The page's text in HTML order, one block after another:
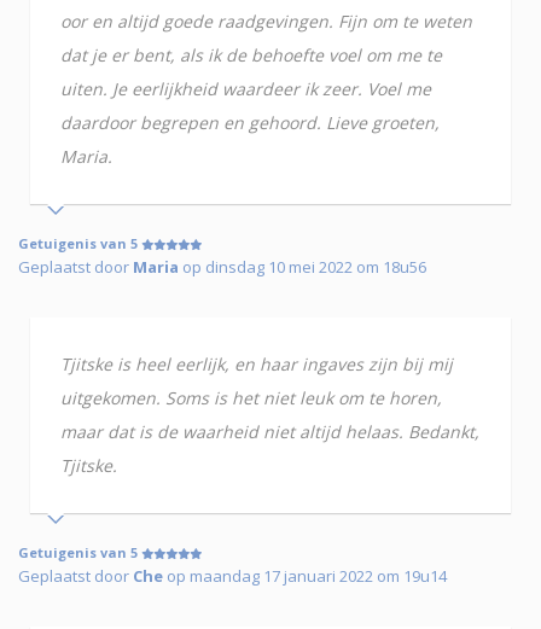
oor en altijd goede raadgevingen. Fijn om te weten
dat je er bent, als ik de behoefte voel om me te
uiten. Je eerlijkheid waardeer ik zeer. Voel me
daardoor begrepen en gehoord. Lieve groeten,
Maria.
Getuigenis van 5
Geplaatst door Maria op dinsdag 10 mei 2022 om 18u56
Tjitske is heel eerlijk, en haar ingaves zijn bij mij
uitgekomen. Soms is het niet leuk om te horen,
maar dat is de waarheid niet altijd helaas. Bedankt,
Tjitske.
Getuigenis van 5
Geplaatst door Che op maandag 17 januari 2022 om 19u14